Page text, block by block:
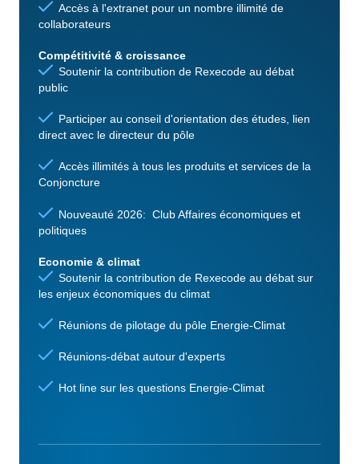
Accès à l'extranet pour un nombre illimité de
collaborateurs
Compétitivité & croissance
Soutenir la contribution de Rexecode au débat
public
Participer au conseil d'orientation des études, lien
direct avec le directeur du pôle
Accès illimités à tous les produits et services de la
Conjoncture
Nouveauté 2026: Club Affaires économiques et
politiques
Economie & climat
Soutenir la contribution de Rexecode au débat sur
les enjeux économiques du climat
Réunions de pilotage du pôle Energie-Climat
Réunions-débat autour d'experts
Hot line sur les questions Energie-Climat